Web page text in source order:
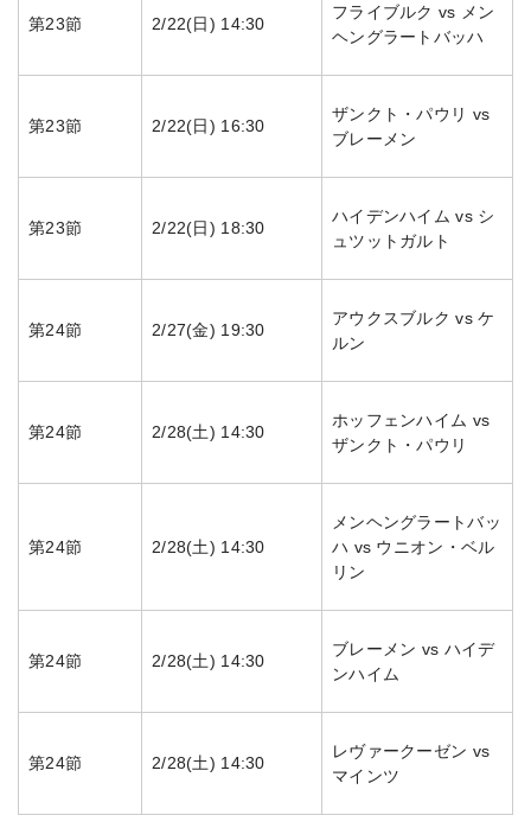
第23節 2/22(日) 14:30
フライブルク vs メン
ヘングラートバッハ
第23節 2/22(日) 16:30
ザンクト・パウリ vs
ブレーメン
第23節 2/22(日) 18:30
ハイデンハイム vs シ
ュツットガルト
第24節 2/27(金) 19:30
アウクスブルク vs ケ
ルン
第24節 2/28(土) 14:30
ホッフェンハイム vs
ザンクト・パウリ
第24節 2/28(土) 14:30
メンヘングラートバッ
ハ vs ウニオン・ベル
リン
第24節 2/28(土) 14:30
ブレーメン vs ハイデ
ンハイム
第24節 2/28(土) 14:30
レヴァークーゼン vs
マインツ